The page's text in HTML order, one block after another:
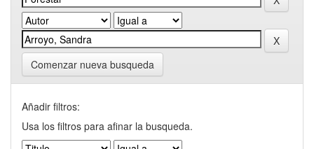
Comenzar nueva busqueda
Añadir filtros:
Usa los filtros para afinar la busqueda.